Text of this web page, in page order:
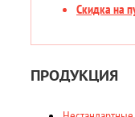
Скидка на
ПРОДУКЦИЯ